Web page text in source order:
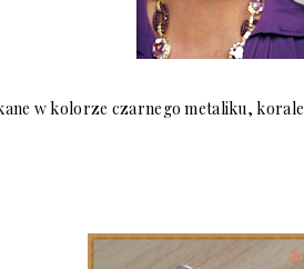
w kolorze czarnego metaliku,